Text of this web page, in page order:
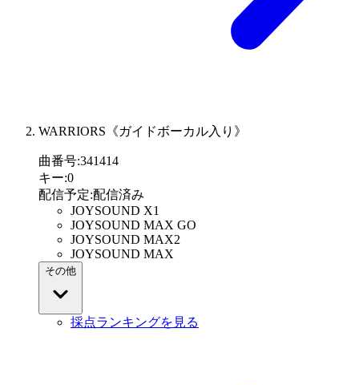
WARRIORS《ガイドボーカル入り》
曲番号:341414
キー:0
配信予定:配信済み
JOYSOUND X1
JOYSOUND MAX GO
JOYSOUND MAX2
JOYSOUND MAX
その他
採点ランキングを見る